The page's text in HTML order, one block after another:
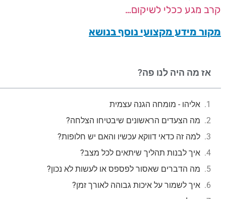
קרב מגע ככלי לשיקום…
מקור מידע מקצועי נוסף בנושא
אז מה היה לנו פה?
אליהו - מומחה הגנה עצמית
מה הצעדים הראשונים שיבטיחו הצלחה?
למה זה כדאי דווקא עכשיו והאם יש חלופות?
איך לבנות תהליך שיתאים לכל מצב?
מה הדברים שאסור לפספס או לעשות לא נכון?
איך לשמור על איכות גבוהה לאורך זמן?